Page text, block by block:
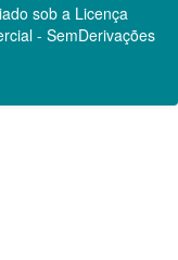
sob a Licença
- SemDerivações